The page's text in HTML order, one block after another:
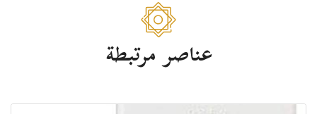
عناصر مرتبطة